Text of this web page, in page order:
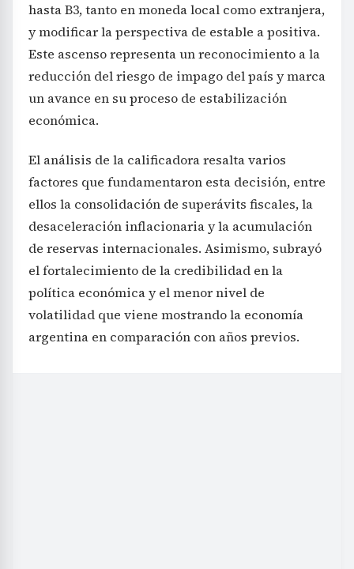
hasta B3, tanto en moneda local como extranjera,
y modificar la perspectiva de estable a positiva.
Este ascenso representa un reconocimiento a la
reducción del riesgo de impago del país y marca
un avance en su proceso de estabilización
económica.
El análisis de la calificadora resalta varios
factores que fundamentaron esta decisión, entre
ellos la consolidación de superávits fiscales, la
desaceleración inflacionaria y la acumulación
de reservas internacionales. Asimismo, subrayó
el fortalecimiento de la credibilidad en la
política económica y el menor nivel de
volatilidad que viene mostrando la economía
argentina en comparación con años previos.